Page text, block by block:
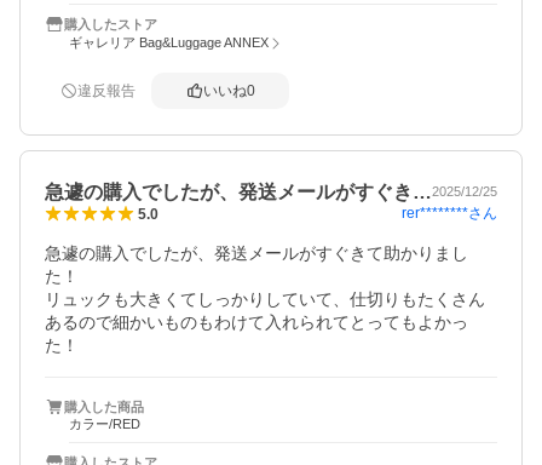
購入したストア
ギャレリア Bag&Luggage ANNEX
違反報告 いいね0
急遽の購入でしたが、発送メールがすぐき…2025/12/25
5.0 rer********さん
急遽の購入でしたが、発送メールがすぐきて助かりまし
た！
リュックも大きくてしっかりしていて、仕切りもたくさん
あるので細かいものもわけて入れられてとってもよかっ
た！
購入した商品
カラー/RED
購入したストア